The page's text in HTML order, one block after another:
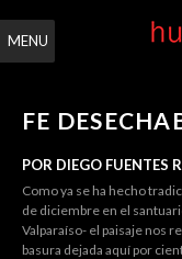
FE
POR DIEGO FUENTES
Como ya se ha hecho
de diciembre en el
Valparaíso- el paisaje nos
basura dejada aquí por
MENU